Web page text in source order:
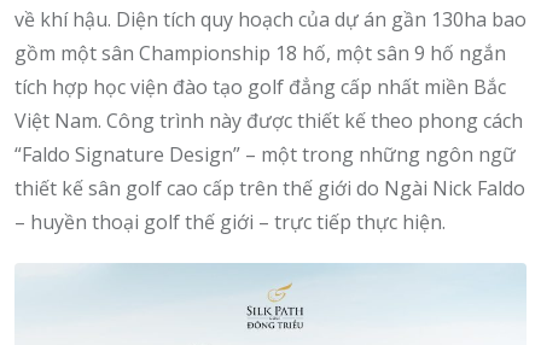
về khí hậu. Diện tích quy hoạch của dự án gần 130ha bao
gồm một sân Championship 18 hố, một sân 9 hố ngắn
tích hợp học viện đào tạo golf đẳng cấp nhất miền Bắc
Việt Nam. Công trình này được thiết kế theo phong cách
“Faldo Signature Design” – một trong những ngôn ngữ
thiết kế sân golf cao cấp trên thế giới do Ngài Nick Faldo
– huyền thoại golf thế giới – trực tiếp thực hiện.